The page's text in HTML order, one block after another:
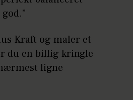
Kraft og maler et
du en billig kringle
ligne